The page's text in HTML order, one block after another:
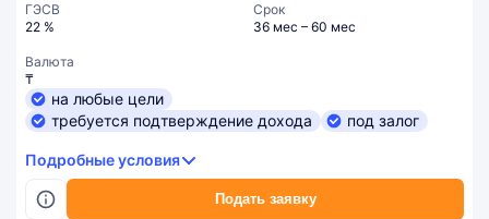
Подать заявку
ГЭСВ
22 %
Срок
36 мес – 60 мес
Валюта
₸
на любые цели
требуется подтверждение дохода
под залог
Подробные условия